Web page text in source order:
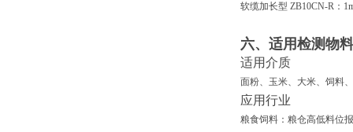
软缆加长型 ZB10CN-R ：
六、适用检测物
适用介质
面粉、玉米、大米、饲料
应用行业
粮食饲料：粮仓高低料位